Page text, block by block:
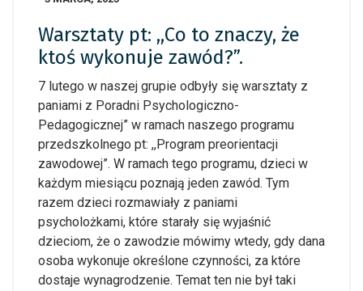
Warsztaty pt: ,,Co to znaczy, że
ktoś wykonuje zawód?”.
7 lutego w naszej grupie odbyły się warsztaty z
paniami z Poradni Psychologiczno-
Pedagogicznej” w ramach naszego programu
przedszkolnego pt: ,,Program preorientacji
zawodowej”. W ramach tego programu, dzieci w
każdym miesiącu poznają jeden zawód. Tym
razem dzieci rozmawiały z paniami
psycholożkami, które starały się wyjaśnić
dzieciom, że o zawodzie mówimy wtedy, gdy dana
osoba wykonuje określone czynności, za które
dostaje wynagrodzenie. Temat ten nie był taki